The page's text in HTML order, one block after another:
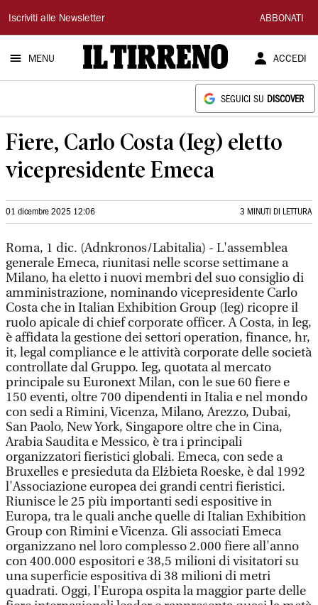
Il
Tirreno
Iscriviti alle Newsletter ABBONATI
MENU ACCEDI
SEGUICI SU DISCOVER
Fiere, Carlo Costa (Ieg) eletto
vicepresidente Emeca
01 dicembre 2025 12:06 3 MINUTI DI LETTURA
Roma, 1 dic. (Adnkronos/Labitalia) - L'assemblea
generale Emeca, riunitasi nelle scorse settimane a
Milano, ha eletto i nuovi membri del suo consiglio di
amministrazione, nominando vicepresidente Carlo
Costa che in Italian Exhibition Group (Ieg) ricopre il
ruolo apicale di chief corporate officer. A Costa, in Ieg,
è affidata la gestione dei settori operation, finance, hr,
it, legal compliance e le attività corporate delle società
controllate dal Gruppo. Ieg, quotata al mercato
principale su Euronext Milan, con le sue 60 fiere e
150 eventi, oltre 700 dipendenti in Italia e nel mondo
con sedi a Rimini, Vicenza, Milano, Arezzo, Dubai,
San Paolo, New York, Singapore oltre che in Cina,
Arabia Saudita e Messico, è tra i principali
organizzatori fieristici globali. Emeca, con sede a
Bruxelles e presieduta da Elżbieta Roeske, è dal 1992
l'Associazione europea dei grandi centri fieristici.
Riunisce le 25 più importanti sedi espositive in
Europa, tra le quali anche quelle di Italian Exhibition
Group con Rimini e Vicenza. Gli associati Emeca
organizzano nel loro complesso 2.000 fiere all'anno
con 400.000 espositori e 38,5 milioni di visitatori su
una superficie espositiva di 38 milioni di metri
quadrati. Oggi, l'Europa ospita la maggior parte delle